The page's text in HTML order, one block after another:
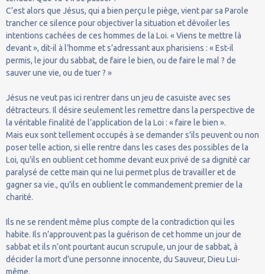
C’est alors que Jésus, qui a bien perçu le piège, vient par sa Parole
trancher ce silence pour objectiver la situation et dévoiler les
intentions cachées de ces hommes de la Loi. « Viens te mettre là
devant », dit-il à l’homme et s’adressant aux pharisiens : « Est-il
permis, le jour du sabbat, de faire le bien, ou de faire le mal ? de
sauver une vie, ou de tuer ? »
Jésus ne veut pas ici rentrer dans un jeu de casuiste avec ses
détracteurs. Il désire seulement les remettre dans la perspective de
la véritable finalité de l’application de la Loi : « faire le bien ».
Mais eux sont tellement occupés à se demander s’ils peuvent ou non
poser telle action, si elle rentre dans les cases des possibles de la
Loi, qu’ils en oublient cet homme devant eux privé de sa dignité car
paralysé de cette main qui ne lui permet plus de travailler et de
gagner sa vie., qu’ils en oublient le commandement premier de la
charité.
Ils ne se rendent même plus compte de la contradiction qui les
habite. Ils n’approuvent pas la guérison de cet homme un jour de
sabbat et ils n’ont pourtant aucun scrupule, un jour de sabbat, à
décider la mort d’une personne innocente, du Sauveur, Dieu Lui-
même.